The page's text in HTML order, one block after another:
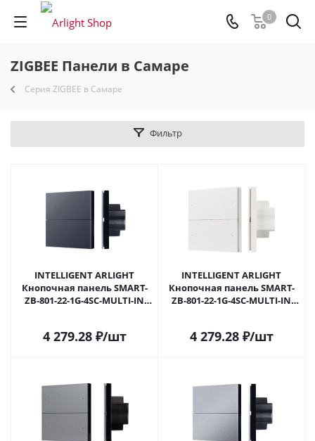
0
ZIGBEE Панели в Самаре
Серия ZIGBEE в Самаре
Фильтр
INTELLIGENT ARLIGHT
Кнопочная панель SMART-
ZB-801-22-1G-4SC-MULTI-IN
Самаре
4 279.28₽/шт
INTELLIGENT ARLIGHT
Кнопочная панель SMART-
ZB-801-22-1G-4SC-MULTI-IN
Самаре
4 279.28₽/шт